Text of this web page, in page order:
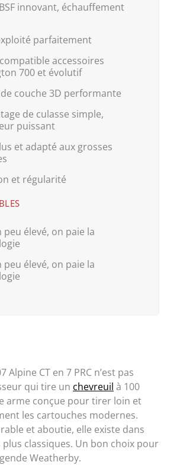
innovant, échauffement
parfaitement
accessoires
700 et évolutif
couche 3D performante
de culasse simple,
puissant
et adapté aux grosses
et régularité
peu élevé, on paie la
peu élevé, on paie la
Alpine CT en 7 PRC n’est pas
qui tire un chevreuil à 100
arme conçue pour tirer loin et
les cartouches modernes.
et aboutie, elle existe dans
plus classiques. Un bon choix pour
Weatherby.